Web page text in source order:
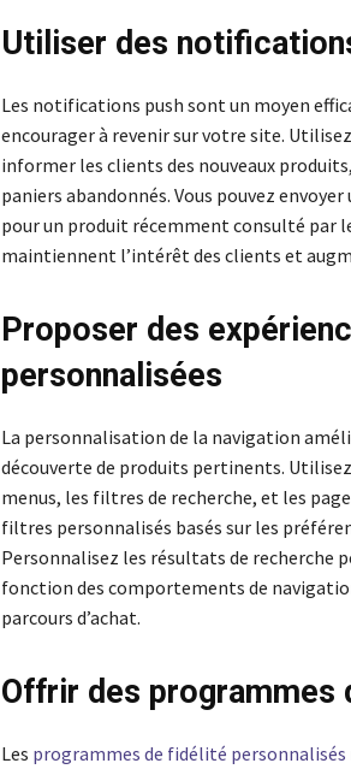
Utiliser des
Les notifications push sont un moyen
encourager à revenir sur votre site.
informer les clients des nouveaux
paniers abandonnés. Vous pouvez
pour un produit récemment consulté par
maintiennent l’intérêt des clients et
Proposer des
personnalisées
La personnalisation de la navigation
découverte de produits pertinents.
menus, les filtres de recherche, et les
filtres personnalisés basés sur les
Personnalisez les résultats de recherche
fonction des comportements de
parcours d’achat.
Offrir des programmes
Les programmes de fidélité personnalisés